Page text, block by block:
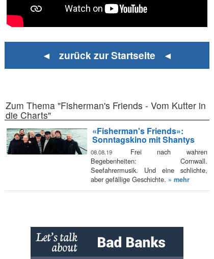
◄ zurück zur Startseite ◄
Zum Thema "Fisherman's Friends - Vom Kutter in
die Charts"
«Fisherman's Friends»:
Sonntagskino mit Shantys
08.08.19
Frei nach wahren
Begebenheiten: Cornwall.
Seefahrermusik. Und eine schlichte,
aber gefällige Geschichte. » mehr